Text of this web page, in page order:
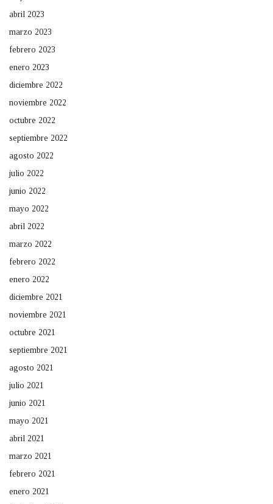
abril 2023
marzo 2023
febrero 2023
enero 2023
diciembre 2022
noviembre 2022
octubre 2022
septiembre 2022
agosto 2022
julio 2022
junio 2022
mayo 2022
abril 2022
marzo 2022
febrero 2022
enero 2022
diciembre 2021
noviembre 2021
octubre 2021
septiembre 2021
agosto 2021
julio 2021
junio 2021
mayo 2021
abril 2021
marzo 2021
febrero 2021
enero 2021